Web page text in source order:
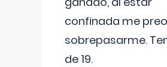
confinada me
sobrepasarme.
de 19.